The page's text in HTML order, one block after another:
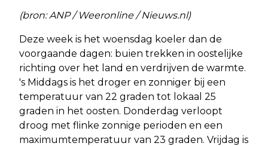
(bron: ANP / Weeronline / Nieuws.nl)
Deze week is het woensdag koeler dan de
voorgaande dagen: buien trekken in oostelijke
richting over het land en verdrijven de warmte.
's Middags is het droger en zonniger bij een
temperatuur van 22 graden tot lokaal 25
graden in het oosten. Donderdag verloopt
droog met flinke zonnige perioden en een
maximumtemperatuur van 23 graden. Vrijdag is